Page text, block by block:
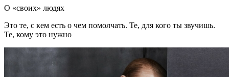
О «своих» людях
Это те, с кем есть о чем помолчать. Те, для кого ты звучишь.
Те, кому это нужно